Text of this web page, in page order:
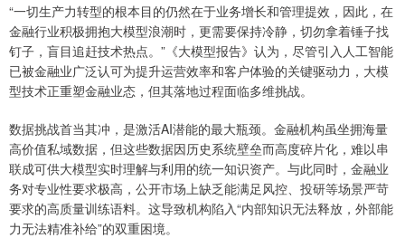
“一切生产力转型的根本目的仍然在于业务增长和管理提效，因此，在
金融行业积极拥抱大模型浪潮时，更需要保持冷静，切勿拿着锤子找
钉子，盲目追赶技术热点。”《大模型报告》认为，尽管引入人工智能
已被金融业广泛认可为提升运营效率和客户体验的关键驱动力，大模
型技术正重塑金融业态，但其落地过程面临多维挑战。
数据挑战首当其冲，是激活AI潜能的最大瓶颈。金融机构虽坐拥海量
高价值私域数据，但这些数据因历史系统壁垒而高度碎片化，难以串
联成可供大模型实时理解与利用的统一知识资产。与此同时，金融业
务对专业性要求极高，公开市场上缺乏能满足风控、投研等场景严苛
要求的高质量训练语料。这导致机构陷入“内部知识无法释放，外部能
力无法精准补给”的双重困境。